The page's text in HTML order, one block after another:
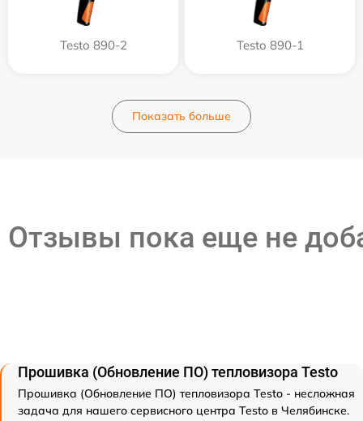
Testo 890-2 Testo 890-1
Показать больше
Отзывы пока еще не
Прошивка (Обновление ПО) тепловизора Testo
Прошивка (Обновление ПО) тепловизора Testo - несложная
задача для нашего сервисного центра Testo в Челябинске.